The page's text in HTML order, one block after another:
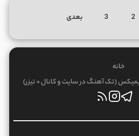
2
3 بعدی
خانه
(تک آهنگ در سایت و کانال + تیزر)